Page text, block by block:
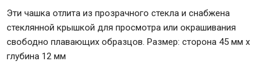
Эти чашка отлита из прозрачного стекла и снабжена
стеклянной крышкой для просмотра или окрашивания
свободно плавающих образцов. Размер: сторона 45 мм х
глубина 12 мм